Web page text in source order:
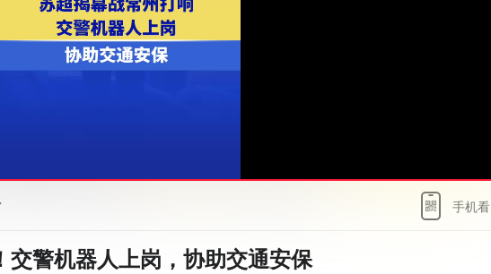
手机看
交警机器人上岗，协助交通安保